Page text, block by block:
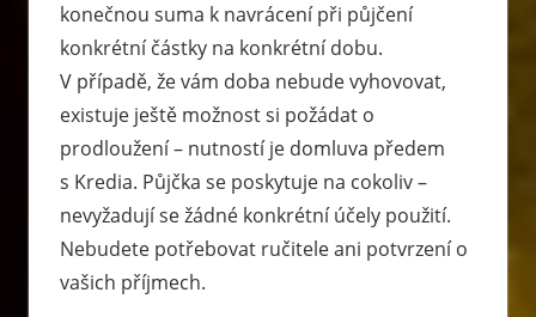
konečnou suma k navrácení při půjčení
konkrétní částky na konkrétní dobu.
V případě, že vám doba nebude vyhovovat,
existuje ještě možnost si požádat o
prodloužení – nutností je domluva předem
s Kredia. Půjčka se poskytuje na cokoliv –
nevyžadují se žádné konkrétní účely použití.
Nebudete potřebovat ručitele ani potvrzení o
vašich příjmech.